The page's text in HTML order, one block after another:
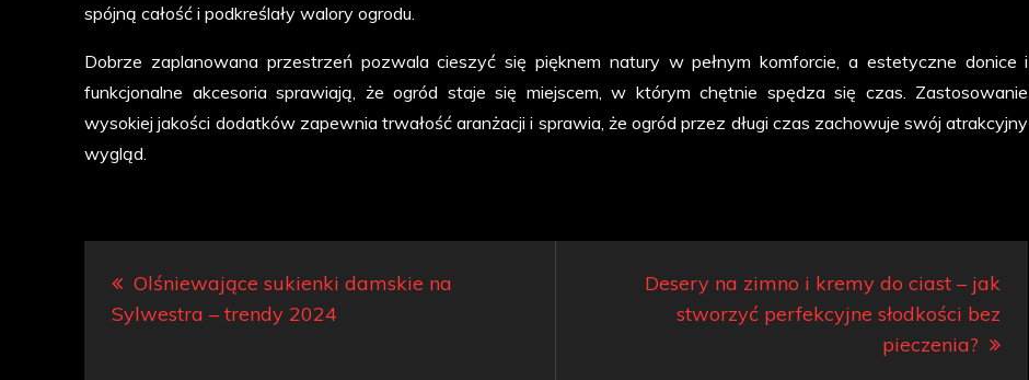
spójną całość i podkreślały walory ogrodu.
Dobrze zaplanowana przestrzeń pozwala cieszyć się pięknem natury w pełnym komforcie, a estetyczne donice i
funkcjonalne akcesoria sprawiają, że ogród staje się miejscem, w którym chętnie spędza się czas. Zastosowanie
wysokiej jakości dodatków zapewnia trwałość aranżacji i sprawia, że ogród przez długi czas zachowuje swój atrakcyjny
wygląd.
Nawigacja
wpisu
Olśniewające sukienki damskie na
Sylwestra – trendy 2024
Desery na zimno i kremy do ciast – jak
stworzyć perfekcyjne słodkości bez
pieczenia?